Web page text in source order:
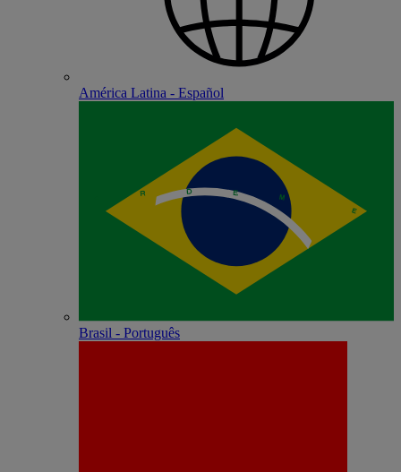
América Latina - Español
Brasil - Português